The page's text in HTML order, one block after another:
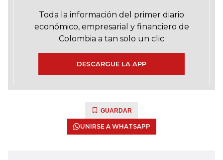
Toda la información del primer diario
económico, empresarial y financiero de
Colombia a tan solo un clic
DESCARGUE LA APP
GUARDAR
UNIRSE A WHATSAPP